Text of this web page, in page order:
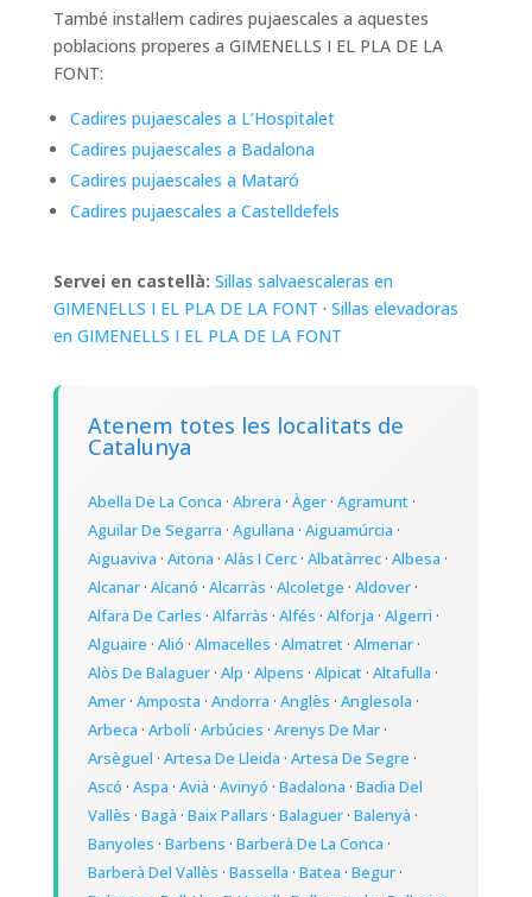
També instal·lem cadires pujaescales a aquestes
poblacions properes a GIMENELLS I EL PLA DE LA
FONT:
Cadires pujaescales a L’Hospitalet
Cadires pujaescales a Badalona
Cadires pujaescales a Mataró
Cadires pujaescales a Castelldefels
Servei en castellà: Sillas salvaescaleras en
GIMENELLS I EL PLA DE LA FONT · Sillas elevadoras
en GIMENELLS I EL PLA DE LA FONT
Atenem totes les localitats de
Catalunya
Abella De La Conca · Abrera · Àger· Agramunt·
Aguilar De Segarra · Agullana · Aiguamúrcia ·
Aiguaviva · Aitona · Alàs I Cerc· Albatàrrec· Albesa ·
Alcanar· Alcanó · Alcarràs · Alcoletge · Aldover·
Alfara De Carles · Alfarràs · Alfés · Alforja · Algerri ·
Alguaire · Alió · Almacelles · Almatret· Almenar·
Alòs De Balaguer· Alp · Alpens · Alpicat· Altafulla ·
Amer· Amposta · Andorra · Anglès · Anglesola ·
Arbeca · Arbolí· Arbúcies · Arenys De Mar·
Arsèguel · Artesa De Lleida · Artesa De Segre ·
Ascó · Aspa · Avià · Avinyó · Badalona · Badia Del
Vallès · Bagà · Baix Pallars · Balaguer· Balenyà ·
Banyoles · Barbens · Barberà De La Conca ·
Barberà Del Vallès · Bassella · Batea · Begur·